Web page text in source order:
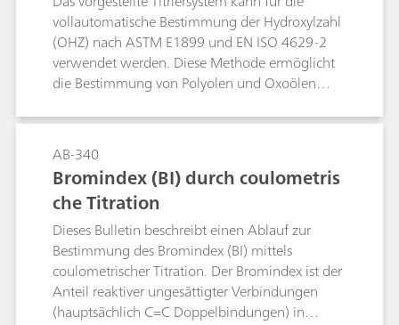
und der coulometrischen KF-Titration am
Beispiel von Proben aus der Lebensmittel- und
Kunststoffindustrie sowie der Pharmazie und
Petrochemie.
vollautomatische Bestimmung der Hydroxylzahl
(OHZ) nach ASTM E1899 und EN ISO 4629-2
verwendet werden. Diese Methode ermöglicht
die Bestimmung von Polyolen und Oxoölen
anderen Probenvorbereitung und ist daher von
grossem Nutzen für Labore, die einen hohen
Probendurchsatz bewältigen müssen.Die
Normen EN 15168 und DIN 53240-3 beruhen
auf der gleichen Analysemethode wie ASTM
E1899.
AB-340
Bromindex (BI) durch coulometris
che Titration
Dieses Bulletin beschreibt einen Ablauf zur
Bestimmung des Bromindex (BI) mittels
coulometrischer Titration. Der Bromindex ist der
Anteil reaktiver ungesättigter Verbindungen
(hauptsächlich C=C Doppelbindungen) in